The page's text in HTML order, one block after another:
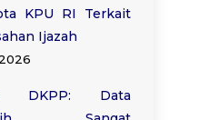
KPU RI Terkait
Ijazah
DKPP: Data